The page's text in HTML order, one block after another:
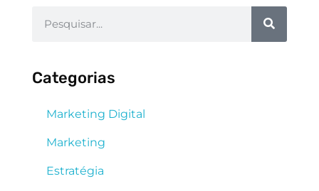
Categorias
Marketing Digital
Marketing
Estratégia